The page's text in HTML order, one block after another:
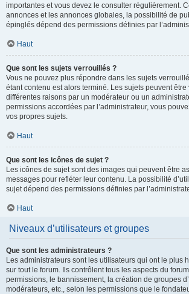
importantes et vous devez le consulter régulièrement.
annonces et les annonces globales, la possibilité de
épinglés dépend des permissions définies par
Haut
Que sont les sujets verrouillés ?
Vous ne pouvez plus répondre dans les sujets
étant contenu est alors terminé. Les sujets peuvent
différentes raisons par un modérateur ou un
permissions accordées par l’administrateur, vous
vos propres sujets.
Haut
Que sont les icônes de sujet ?
Les icônes de sujet sont des images qui peuvent être
messages pour refléter leur contenu. La possibilité
sujet dépend des permissions définies par
Haut
Niveaux d’utilisateurs et groupes
Que sont les administrateurs ?
Les administrateurs sont les utilisateurs qui ont le plus
sur tout le forum. Ils contrôlent tous les aspects du
permissions, le bannissement, la création de groupes
modérateurs, etc., selon les permissions que le